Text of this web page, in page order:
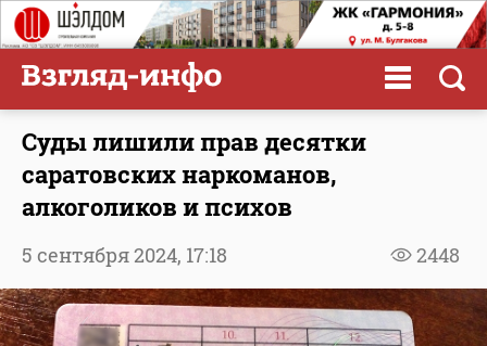
Суды лишили прав десятки
саратовских наркоманов,
алкоголиков и психов
2448
5 сентября 2024, 17:18